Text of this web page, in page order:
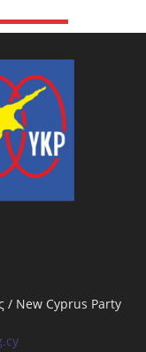
/ New Cyprus Party